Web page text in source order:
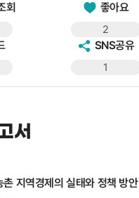
회 좋아요
2
SNS공유
1
서
촌 지역경제의 실태와 정책 방안